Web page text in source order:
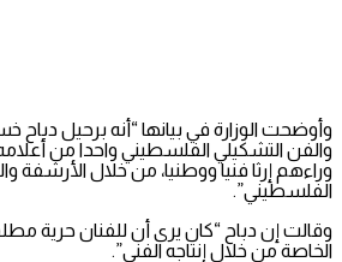
وأوضحت الوزارة في بيانها “أنه برحيل دباح
والفن التشكيلي الفلسطيني واحدا من أعلامه
وراءهم إرثا فنيا ووطنيا، من خلال الأرشفة
الفلسطيني”.
وقالت إن دباح “كان يرى أن للفنان حرية
الخاصة من خلال إنتاجه الفني”.